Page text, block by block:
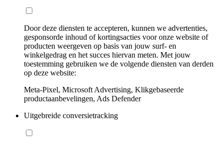
Door deze diensten te accepteren, kunnen we advertenties,
gesponsorde inhoud of kortingsacties voor onze website of
producten weergeven op basis van jouw surf- en
winkelgedrag en het succes hiervan meten. Met jouw
toestemming gebruiken we de volgende diensten van derden
op deze website:
Meta-Pixel, Microsoft Advertising, Klikgebaseerde
productaanbevelingen, Ads Defender
Uitgebreide conversietracking